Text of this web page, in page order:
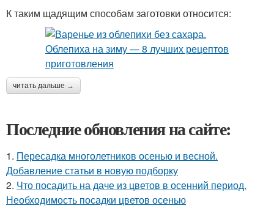
К таким щадящим способам заготовки относится:
читать дальше →
Последние обновления на сайте:
1. Пересадка многолетников осенью и весной.
Добавление статьи в новую подборку
2. Что посадить на даче из цветов в осенний период.
Необходимость посадки цветов осенью